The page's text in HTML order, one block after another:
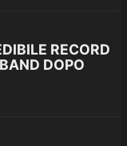
RECORD
DOPO